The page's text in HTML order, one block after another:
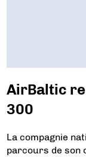
AirBaltic
300
La compagnie
parcours de son